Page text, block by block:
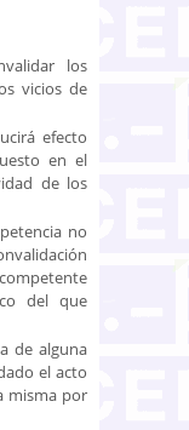
los
vicios de
efecto
en el
de los
no
del que
de alguna
el acto
misma por